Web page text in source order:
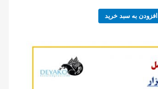
افزودن به سبد خرید